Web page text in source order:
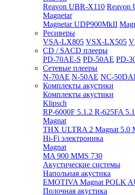
Reavon UBR-X110 Reavon
Magnetar
Magnetar UDP900MkII
Ресиверы
VSA-LX805 VSX-LX505
CD / SACD плееры
PD-70AE-S PD-50AE PD-
Сетевые плееры
N-70AE N-50AE NC-
Комплекты акустики
Комплекты акустики
Klipsch
RP-6000F 5.1.2 R-625FA 5.1
Magnat
THX ULTRA 2 Magnat 5.0
Hi-Fi электроника
Magnat
MA 900 MMS 730
Акустические системы
Напольная акустика
EMOTIVA Magnat POLK
Полочная акустика